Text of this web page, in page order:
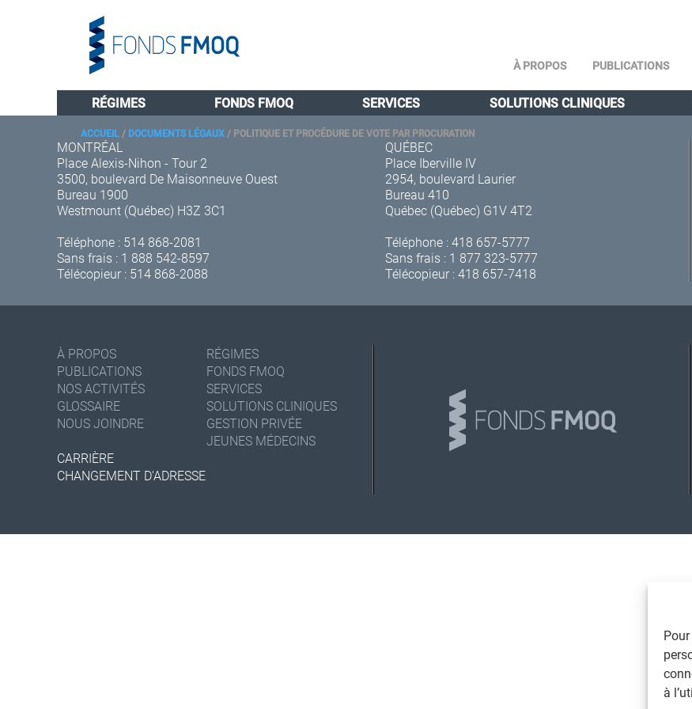
à
À PROPOS PUBLICATIONS
RÉGIMES FONDS FMOQ SERVICES SOLUTIONS CLINIQUES
ACCUEIL / DOCUMENTS LÉGAUX / POLITIQUE ET PROCÉDURE DE VOTE PAR PROCURATION
MONTRÉAL
Place Alexis-Nihon - Tour 2
3500, boulevard De Maisonneuve Ouest
Bureau 1900
Westmount (Québec) H3Z 3C1
Téléphone : 514 868-2081
Sans frais : 1 888 542-8597
Télécopieur : 514 868-2088
QUÉBEC
Place Iberville IV
2954, boulevard Laurier
Bureau 410
Québec (Québec) G1V 4T2
Téléphone :418 657-5777
Sans frais : 1 877 323-5777
Télécopieur : 418 657-7418
À PROPOS
PUBLICATIONS
NOS ACTIVITÉS
GLOSSAIRE
NOUS JOINDRE
RÉGIMES
FONDS FMOQ
SERVICES
SOLUTIONS CLINIQUES
GESTION PRIVÉE
JEUNES MÉDECINS
CARRIÈRE
CHANGEMENT D'ADRESSE